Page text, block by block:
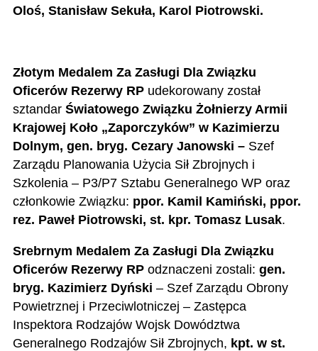
Oloś, Stanisław Sekuła, Karol Piotrowski.
Złotym Medalem Za Zasługi Dla Związku
Oficerów Rezerwy RPudekorowany został
sztandar Światowego Związku Żołnierzy Armii
Krajowej Koło „Zaporczyków” w Kazimierzu
Dolnym, gen. bryg. Cezary Janowski – Szef
Zarządu Planowania Użycia Sił Zbrojnych i
Szkolenia – P3/P7 Sztabu Generalnego WP oraz
członkowie Związku: ppor. Kamil Kamiński, ppor.
rez. Paweł Piotrowski, st. kpr. Tomasz Lusak.
Srebrnym Medalem Za Zasługi Dla Związku
Oficerów Rezerwy RPodznaczeni zostali: gen.
bryg. Kazimierz Dyński – Szef Zarządu Obrony
Powietrznej i Przeciwlotniczej – Zastępca
Inspektora Rodzajów Wojsk Dowództwa
Generalnego Rodzajów Sił Zbrojnych, kpt. w st.